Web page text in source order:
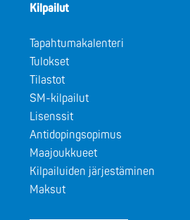
Kilpailut
Tapahtumakalenteri
Tulokset
Tilastot
SM-kilpailut
Lisenssit
Antidopingsopimus
Maajoukkueet
Kilpailuiden järjestäminen
Maksut